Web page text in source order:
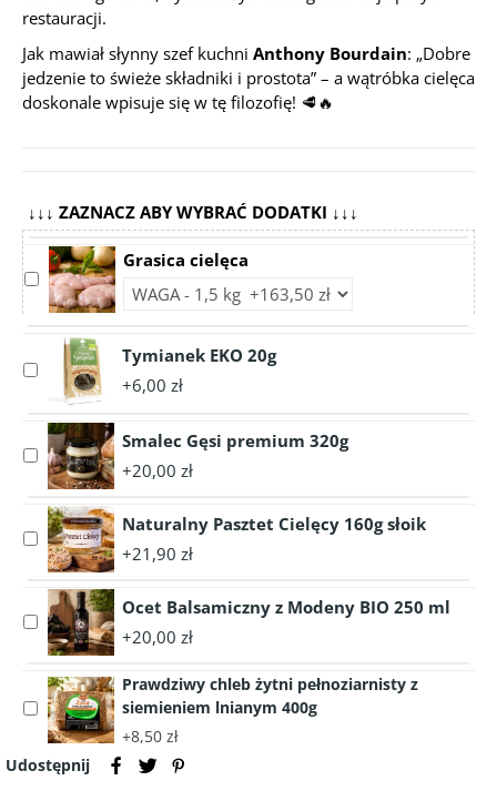
restauracji.
Jak mawiał słynny szef kuchni Anthony Bourdain: „Dobre
jedzenie to świeże składniki i prostota” – a wątróbka cielęca
doskonale wpisuje się w tę filozofię! 🥩🔥
↓↓↓ ZAZNACZ ABY WYBRAĆ DODATKI ↓↓↓
Select
accessory
cielęca
Grasica cielęca
Choose
Grasica
cielęca
Select
accessory
EKO
20g
Tymianek EKO 20g
+6,00 zł
Select
accessory
Smalec
Gęsi
premium
320g
Smalec Gęsi premium 320g
+20,00 zł
Select
accessory
Naturalny
Pasztet
Cielęcy
160g
słoik
Naturalny Pasztet Cielęcy 160g słoik
+21,90 zł
Select
accessory
Balsamiczny
Modeny
BIO
Ocet Balsamiczny z Modeny BIO 250 ml
+20,00 zł
Select
accessory
Prawdziwy
chleb
Prawdziwy chleb żytni pełnoziarnisty z
siemieniem lnianym 400g
+8,50 zł
Udostępnij